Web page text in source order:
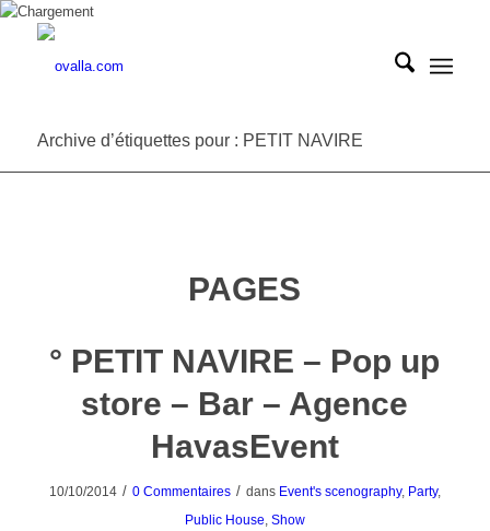
Archive d’étiquettes pour : PETIT NAVIRE
PAGES
° PETIT NAVIRE – Pop up
store – Bar – Agence
HavasEvent
10/10/2014 / 0 Commentaires / dans Event's scenography, Party,
Public House, Show